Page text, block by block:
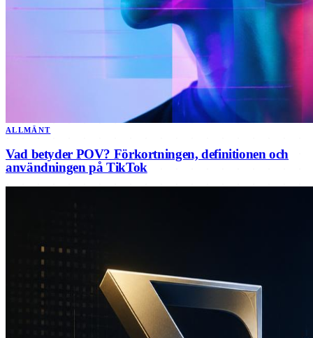
ALLMÄNT
Vad betyder POV? Förkortningen, definitionen och
användningen på TikTok